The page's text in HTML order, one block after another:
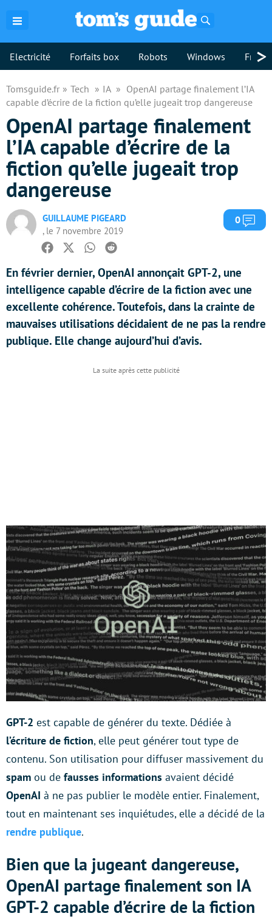
Electricité Forfaits box Robots Windows >
Tomsguide.fr Tech IA
OpenAI partage finalement l’IA
capable d’écrire de la fiction qu’elle jugeait trop dangereuse
OpenAI partage finalement
l’IA capable d’écrire de la
fiction qu’elle jugeait trop
dangereuse
GUILLAUME PIGEARD
, le 7 novembre 2019
0
Facebook
TwitterWhatsapp
Reddit
En février dernier, OpenAI annonçait GPT-2, une
intelligence capable d’écrire de la fiction avec une
excellente cohérence. Toutefois, dans la crainte de
mauvaises utilisations décidaient de ne pas la rendre
publique. Elle change aujourd’hui d’avis.
GPT-2 est capable de générer du texte. Dédiée à
l’écriture de fiction, elle peut générer tout type de
contenu. Son utilisation pour diffuser massivement du
spam ou de fausses informations avaient décidé
OpenAI à ne pas publier le modèle entier. Finalement,
tout en maintenant ses inquiétudes, elle a décidé de la
rendre publique.
Bien que la jugeant dangereuse,
OpenAI partage finalement son IA
GPT-2 capable d’écrire de la fiction